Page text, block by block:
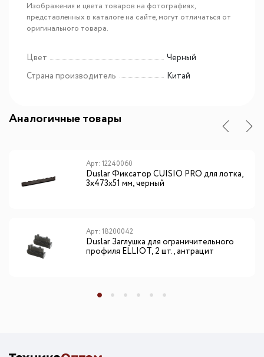
Изображения и цвета товаров на фотографиях,
представленных в каталоге на сайте, могут отличаться от
оригинального товара.
Цвет
Черный
Страна производитель
Китай
Аналогичные товары
Арт: 12240060
Duslar Фиксатор CUISIO PRO для лотка,
3х473х51 мм, черный
Арт: 18200042
Duslar Заглушка для ограничительного
профиля ELLIOT, 2 шт., антрацит